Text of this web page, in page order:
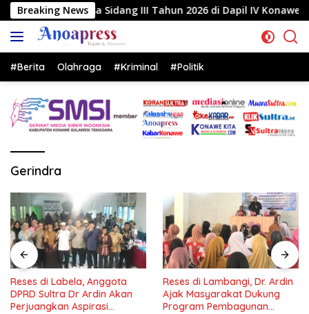
Langsung
ke
konten
Breaking News
Sidang III Tahun 2026 di Dapil IV Konawe Reses
#Berita Olahraga #Kriminal #Politik
Gerindra
Reses di Labela, Anggota
DPRD Sultra Dr Ardin Akan
Perjuangkan Aspirasi
Reses di Lambangi, Dr. Ardin
Ajak Masyarakat Dukung
Program Pembagunan